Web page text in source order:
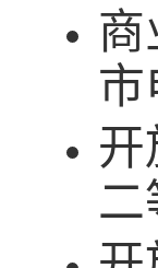
商
市
开
二